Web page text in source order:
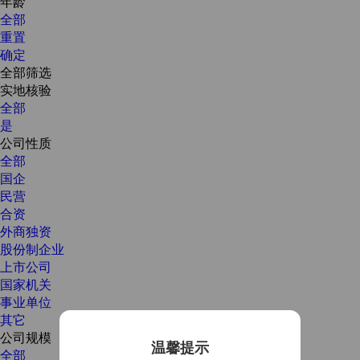
温馨提示
全部
重置
确定
全部筛选
实地核验
全部
是
公司性质
全部
国企
民营
合资
外商独资
股份制企业
上市公司
国家机关
事业单位
其它
公司规模
全部